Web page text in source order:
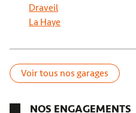
Draveil
La Haye
Voir tous nos garages
NOS ENGAGEMENTS